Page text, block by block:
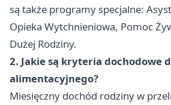
są także programy specjalne:
Opieka Wytchnieniowa, Pomoc
Dużej Rodziny.
2. Jakie są kryteria dochodowe
alimentacyjnego?
Miesięczny dochód rodziny w